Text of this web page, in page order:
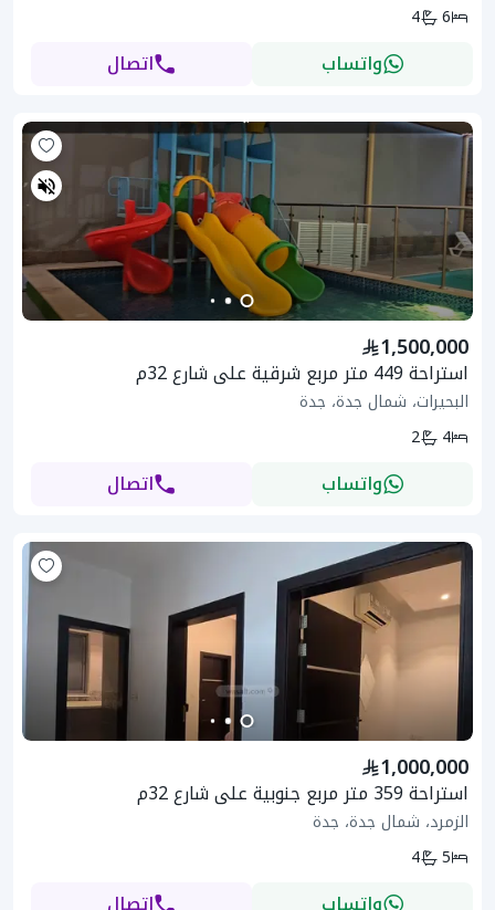
6
4
واتساب اتصال
1,500,000
استراحة 449 متر مربع شرقية على شارع 32م
البحيرات، شمال جدة، جدة
4
2
واتساب اتصال
1,000,000
استراحة 359 متر مربع جنوبية على شارع 32م
الزمرد، شمال جدة، جدة
5
4